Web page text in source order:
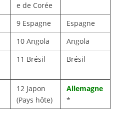
e de Corée
9 Espagne
Espagne
10 Angola
Angola
11 Brésil Brésil
12 Japon
(Pays hôte)
Allemagne
*